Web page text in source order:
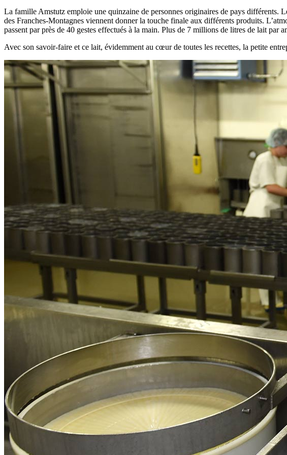
La famille Amstutz emploie une quinzaine de personnes originaires de pays différents.
des Franches-Montagnes viennent donner la touche finale aux différents produits.
passent par près de 40 gestes effectués à la main. Plus de 7 millions de litres de lait par
Avec son savoir-faire et ce lait, évidemment au cœur de toutes les recettes, la petite